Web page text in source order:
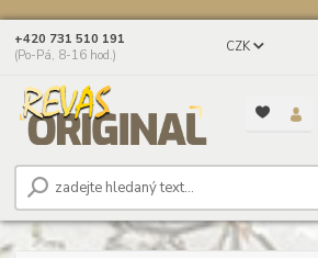
CZK
+420 731 510 191
(Po-Pá, 8-16 hod.)